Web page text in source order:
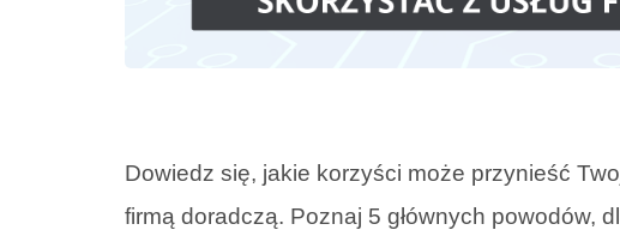
Dowiedz się, jakie korzyści może przynieść
firmą doradczą. Poznaj 5 głównych powodów,